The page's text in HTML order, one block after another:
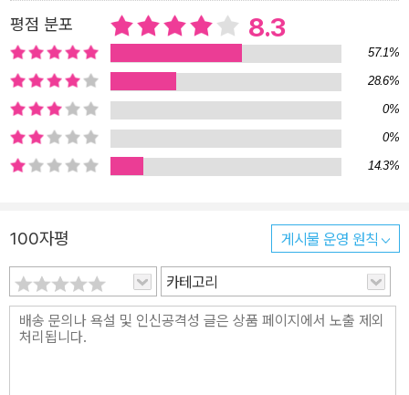
의 어느 부분을 조작하는지 알기 쉽도록 순서에 따라 번호를 매겼습
니다. 그리고 조작 순서를 이미지로 설명합니다. 4. POINT/TIPS 설
명 : 중요한 부분은 POINT, 알아두면 편리한 테크닉은 TIPS 마크를
붙였습니다. ComicStudio 사용자를 위해 CLIP STUDIO PAINT
와 동일한 기능, 차이점 등에 대한 해설을 더했습니다. 이런 점을 참고
해 읽어보면 깊이 이해할 수 있습니다. 5. 책 속의 표기 : 일본어 버전
을 사용 중인 유저들도 이 책을 활용할 수 있도록 일본어 메뉴도 병기
集)’ 메뉴의 ‘변형(?形)’→‘자유 변형(自由?形)’ ‘펜(ペン)’ 도구 중
에 ‘G펜(Gペン)’ →‘펜(ペン)’→‘G펜(Gペン)’ 일러두기 1. 이 책의
이미지는 한글판 최신 버전인 1.5.4를 기준으로 새롭게 제작한 것으
로 원서와 차이가 있을 수 있습니다. 2. 한글판에는 CLIP STUDIO
라는 별도의 프로그램을 제공하지 않아, 일본판처럼 원고를 관리하거
평점 분포 8.3
57.1%
28.6%
0%
0%
14.3%
100자평 게시물 운영 원칙
카테고리